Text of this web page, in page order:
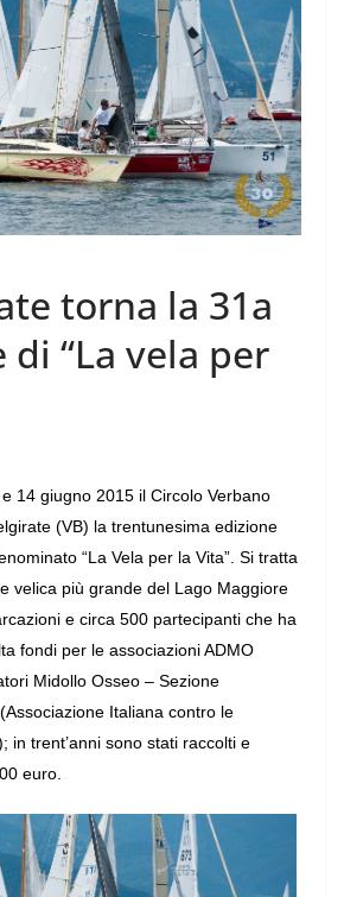
torna la 31a
“La vela per
14 giugno 2015 il Circolo Verbano
(VB) la trentunesima edizione
“La Vela per la Vita”. Si tratta
velica più grande del Lago Maggiore
e circa 500 partecipanti che ha
fondi per le associazioni ADMO
Midollo Osseo – Sezione
Italiana contro le
in trent’anni sono stati raccolti e
euro.